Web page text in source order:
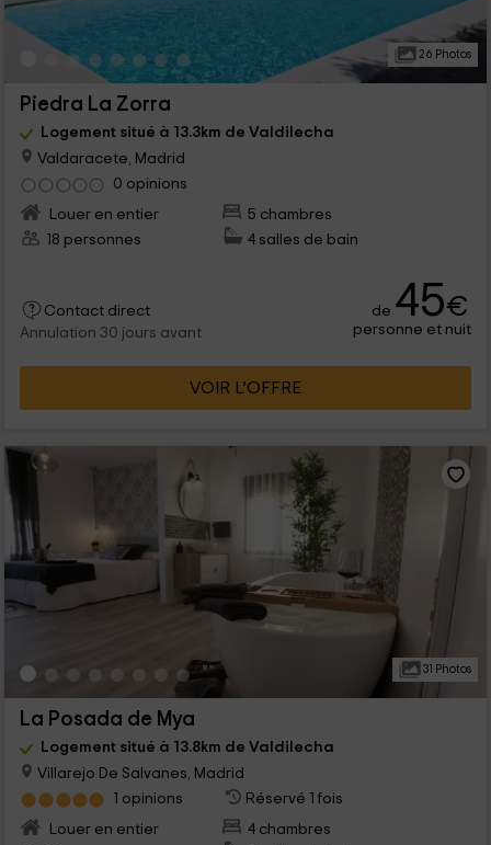
26 Photos
Piedra La Zorra
Logement situé à 13.3km de Valdilecha
Valdaracete, Madrid
0 opinions
Louer en entier
5 chambres
18 personnes
4 salles de bain
Contact direct
Annulation 30 jours avant
de 45€
personne et nuit
VOIR L’OFFRE
31 Photos
La Posada de Mya
Logement situé à 13.8km de Valdilecha
Villarejo De Salvanes, Madrid
1 opinions
Réservé 1 fois
Louer en entier
4 chambres